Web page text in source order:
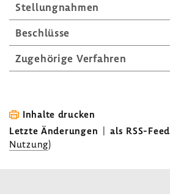
Stel­lung­nahmen
Beschlüsse
Zuge­hö­rige Verfahren
Inhalte drucken
Letzte Änderungen | als RSS-Feed
Nutzung)